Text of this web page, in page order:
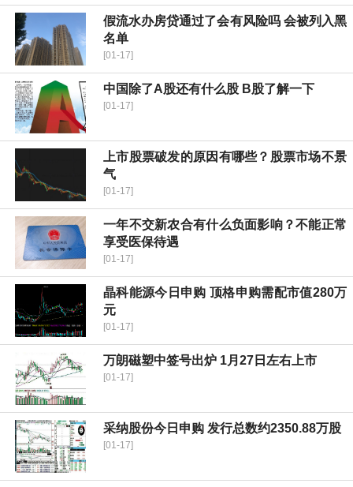
假流水办房贷通过了会有风险吗 会被列入黑
名单
[01-17]
中国除了A股还有什么股 B股了解一下
[01-17]
上市股票破发的原因有哪些？股票市场不景
气
[01-17]
一年不交新农合有什么负面影响？不能正常
享受医保待遇
[01-17]
晶科能源今日申购 顶格申购需配市值280万
元
[01-17]
万朗磁塑中签号出炉 1月27日左右上市
[01-17]
采纳股份今日申购 发行总数约2350.88万股
[01-17]